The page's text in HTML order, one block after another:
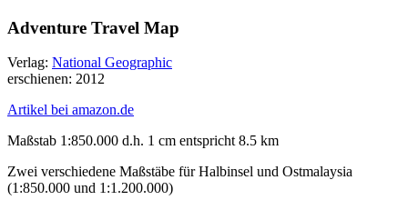
Adventure Travel Map
Verlag: National Geographic
erschienen: 2012
Artikel bei amazon.de
Maßstab 1:850.000 d.h. 1 cm entspricht 8.5 km
Zwei verschiedene Maßstäbe für Halbinsel und Ostmalaysia
(1:850.000 und 1:1.200.000)